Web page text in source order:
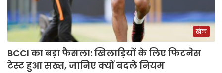
खेल
BCCI का बड़ा फैसला: खिलाड़ियों के लिए फिटनेस
टेस्ट हुआ सख्त, जानिए क्यों बदले नियम